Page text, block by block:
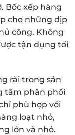
Bốc xếp hàng
cho những dịp
công. Không
tận dụng tối
rãi trong sản
tâm phân phối
phù hợp với
loạt nhỏ,
lớn và nhỏ.